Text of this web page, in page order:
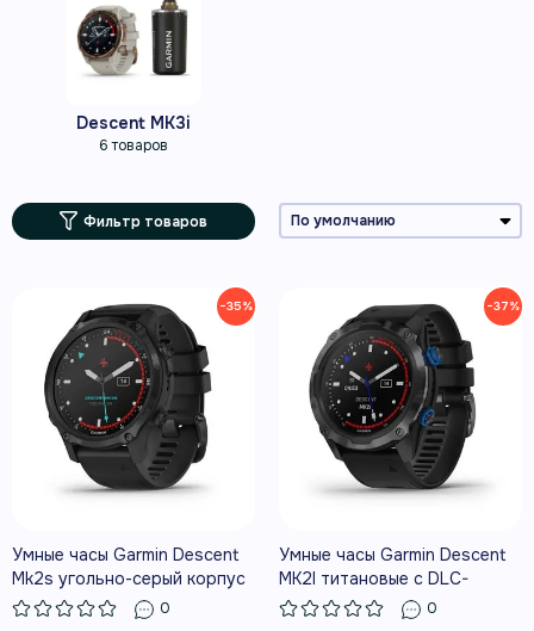
Descent MK3i
6 товаров
Фильтр товаров
−35%
Умные часы Garmin Descent
Mk2s угольно-серый корпус
с DLC-покрытием, черный
силиконовый ремешок
0
−37%
Умные часы Garmin Descent
MK2I титановые с DLC-
покрытием и черным
0